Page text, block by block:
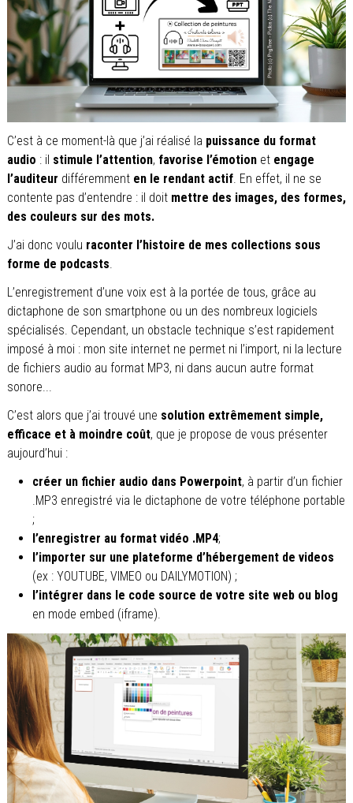
C’est à ce moment-là que j’ai réalisé la puissance du format
audio : il stimule l’attention, favorise l’émotionet engage
l’auditeur différemment en le rendant actif. En effet, il ne se
contente pas d’entendre : il doit mettre des images, des formes,
des couleurs sur des mots.
J’ai donc voulu raconter l’histoire de mes collections sous
forme de podcasts.
L’enregistrement d’une voix est à la portée de tous, grâce au
dictaphone de son smartphone ou un des nombreux logiciels
spécialisés. Cependant, un obstacle technique s’est rapidement
imposé à moi : mon site internet ne permet ni l’import, ni la lecture
de fichiers audio au format MP3, ni dans aucun autre format
sonore...
C’est alors que j’ai trouvé une solution extrêmement simple,
efficace et à moindre coût, que je propose de vous présenter
aujourd’hui :
créer un fichier audio dans Powerpoint, à partir d’un fichier
.MP3 enregistré via le dictaphone de votre téléphone portable
;
l’enregistrer au format vidéo .MP4;
l’importer sur une plateforme d’hébergement de videos
(ex : YOUTUBE, VIMEO ou DAILYMOTION) ;
l’intégrer dans le code source de votre site web ou blog
en mode embed (iframe).